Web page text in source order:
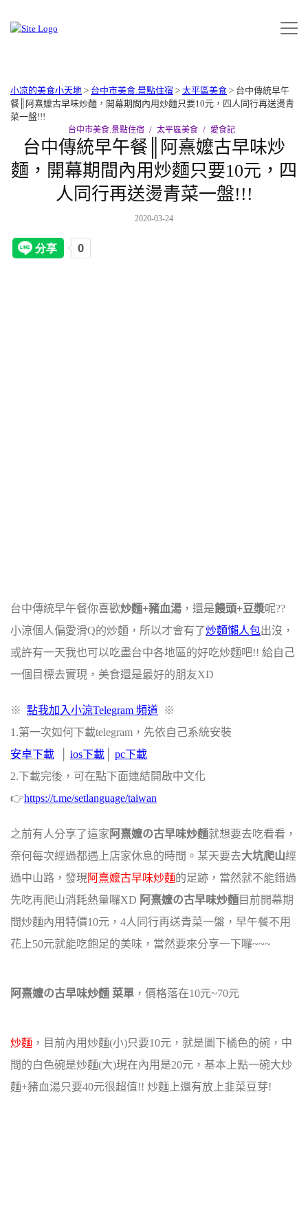
小凉的美食小天地 > 台中市美食.景點住宿 > 太平區美食 > 台中傳統早午
餐║阿熹嬤古早味炒麵，開幕期間內用炒麵只要10元，四人同行再送燙青
菜一盤!!!
台中市美食.景點住宿 太平區美食 愛食記
台中傳統早午餐║阿熹嬤古早味炒
麵，開幕期間內用炒麵只要10元，四
人同行再送燙青菜一盤!!!
2020-03-24
台中傳統早午餐你喜歡炒麵+豬血湯 ，還是饅頭+豆漿呢??
小涼個人偏愛滑Q的炒麵，所以才會有了炒麵懶人包出沒，
或許有一天我也可以吃盡台中各地區的好吃炒麵吧!! 給自己
一個目標去實現，美食還是最好的朋友XD
※ 點我加入小涼Telegram 頻道 ※
1.第一次如何下載telegram，先依自己系統安裝
安卓下載
ios下載
pc下載
2.下載完後，可在點下面連結開啟中文化
👉https://t.me/setlanguage/taiwan‬
之前有人分享了這家 阿熹嬤の古早味炒麵就想要去吃看看，
奈何每次經過都遇上店家休息的時間。某天要去大坑爬山經
過中山路，發現 阿熹嬤古早味炒麵的足跡，當然就不能錯過
先吃再爬山消耗熱量囉XD 阿熹嬤の古早味炒麵目前開幕期
間炒麵內用特價10元，4人同行再送青菜一盤，早午餐不用
花上50元就能吃飽足的美味，當然要來分享一下囉~~~
阿熹嬤の古早味炒麵 菜單 ，價格落在10元~70元
炒麵 ，目前內用炒麵(小)只要10元，就是圖下橘色的碗，中
間的白色碗是炒麵(大)現在內用是20元，基本上點一碗大炒
麵+豬血湯只要40元很超值!! 炒麵上還有放上韭菜豆芽!